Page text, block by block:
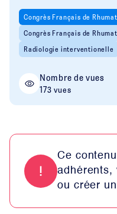
Congrès Français de
Congrès Français de
Radiologie interventionelle
Nombre de vues
173 vues
Ce
adhérents,
ou créer